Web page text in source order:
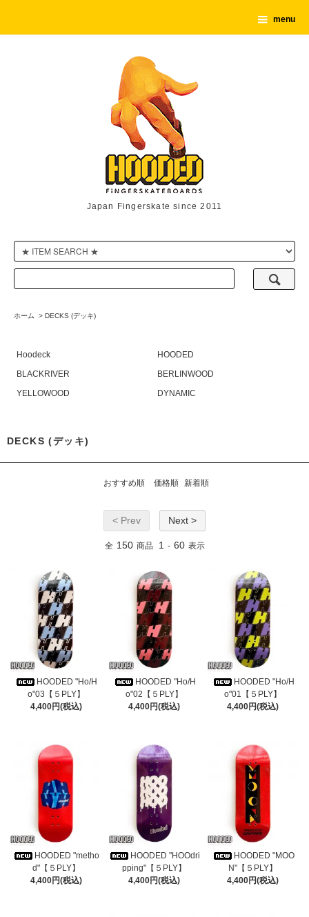
menu
Japan Fingerskate since 2011
ホーム > DECKS (デッキ)
Hoodeck
HOODED
BLACKRIVER
BERLINWOOD
YELLOWOOD
DYNAMIC
DECKS (デッキ)
おすすめ順 価格順 新着順
< Prev Next >
全 150 商品 1 - 60 表示
HOODED "Ho/H
o"03【５PLY】
4,400円(税込)
HOODED "Ho/H
o"02【５PLY】
4,400円(税込)
HOODED "Ho/H
o"01【５PLY】
4,400円(税込)
HOODED "metho
d"【５PLY】
4,400円(税込)
HOODED "HOOdri
pping"【５PLY】
4,400円(税込)
HOODED "MOO
N"【５PLY】
4,400円(税込)